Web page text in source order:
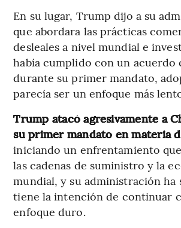
En su lugar, Trump dijo a su
que abordara las prácticas
desleales a nivel mundial e
había cumplido con un acuerdo
durante su primer mandato,
parecía ser un enfoque más
Trump atacó agresivamente a
su primer mandato en materia
iniciando un enfrentamiento
las cadenas de suministro y la
mundial, y su administración ha
tiene la intención de continuar
enfoque duro.